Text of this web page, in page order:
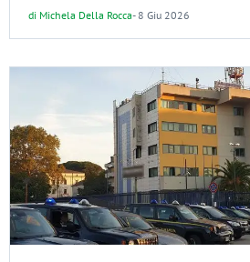
di Michela Della Rocca- 8 Giu 2026